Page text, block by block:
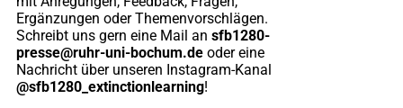
Ergänzungen oder Themenvorschlägen.
Schreibt uns gern eine Mail an sfb1280-
presse@ruhr-uni-bochum.de oder eine
Nachricht über unseren Instagram-Kanal
@sfb1280_extinctionlearning!